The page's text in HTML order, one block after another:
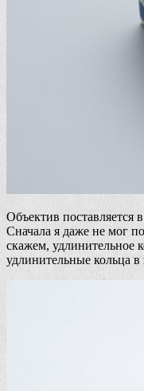
Объектив поставляется
Сначала я даже не мог
скажем, удлинительное
удлинительные кольца